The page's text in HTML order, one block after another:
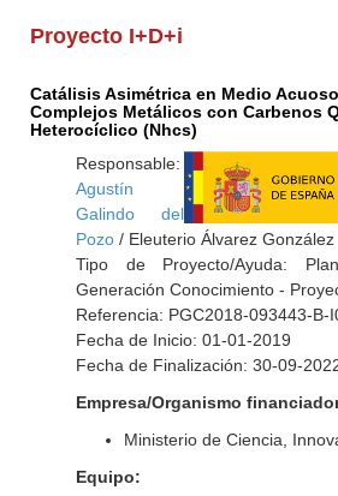
Proyecto I+D+i
Catálisis Asimétrica en Medio
Complejos Metálicos con Carbenos
Heterocíclico (Nhcs)
Responsable:
Agustín
Galindo del
Pozo/ Eleuterio Álvarez González
Tipo de Proyecto/Ayuda:
Generación Conocimiento -
Referencia: PGC2018-093443-B-
Fecha de Inicio: 01-01-2019
Fecha de Finalización: 30-09-
Empresa/Organismo
Ministerio de Ciencia,
Equipo: